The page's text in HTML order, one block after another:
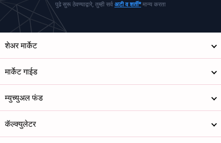
पुढे सुरू ठेवण्याद्वारे, तुम्ही सर्व अटी व शर्ती*मान्य करता
शेअर मार्केट
मार्केट गाईड
म्युच्युअल फंड
कॅल्क्युलेटर